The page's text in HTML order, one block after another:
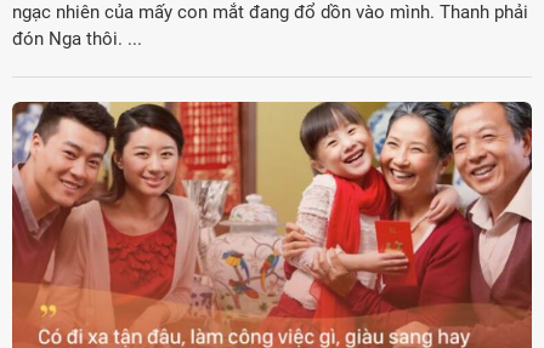
ngạc nhiên của mấy con mắt đang đổ dồn vào mình. Thanh phải
đón Nga thôi. ...